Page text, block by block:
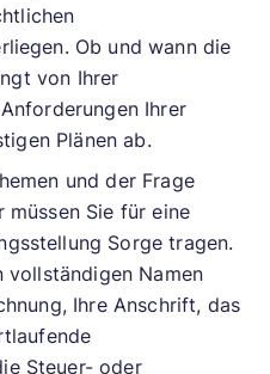
Ob und wann die
von Ihrer
Ihrer
Plänen ab.
und der Frage
müssen Sie für eine
Sorge tragen.
vollständigen Namen
Ihre Anschrift, das
Steuer- oder